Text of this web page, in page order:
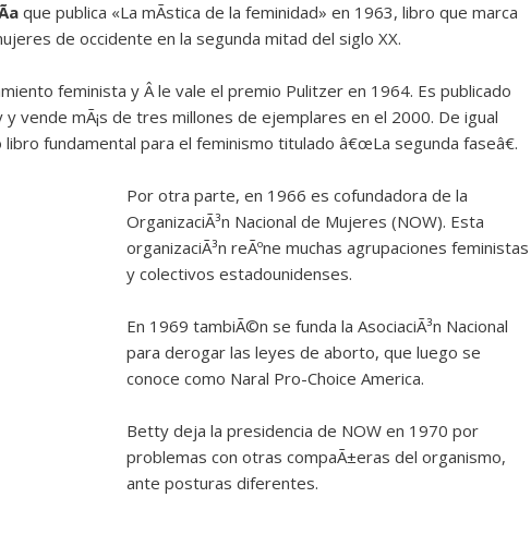
que publica «La mÃ­stica de la feminidad» en 1963, libro que marca
de occidente en la segunda mitad del siglo XX.
feminista y Â le vale el premio Pulitzer en 1964. Es publicado
vende mÃ¡s de tres millones de ejemplares en el 2000. De igual
fundamental para el feminismo titulado â€œLa segunda faseâ€.
Por otra parte, en 1966 es cofundadora de la
OrganizaciÃ³n Nacional de Mujeres (NOW). Esta
organizaciÃ³n reÃºne muchas agrupaciones feministas
y colectivos estadounidenses.
En 1969 tambiÃ©n se funda la AsociaciÃ³n Nacional
para derogar las leyes de aborto, que luego se
conoce como Naral Pro-Choice America.
Betty deja la presidencia de NOW en 1970 por
problemas con otras compaÃ±eras del organismo,
ante posturas diferentes.